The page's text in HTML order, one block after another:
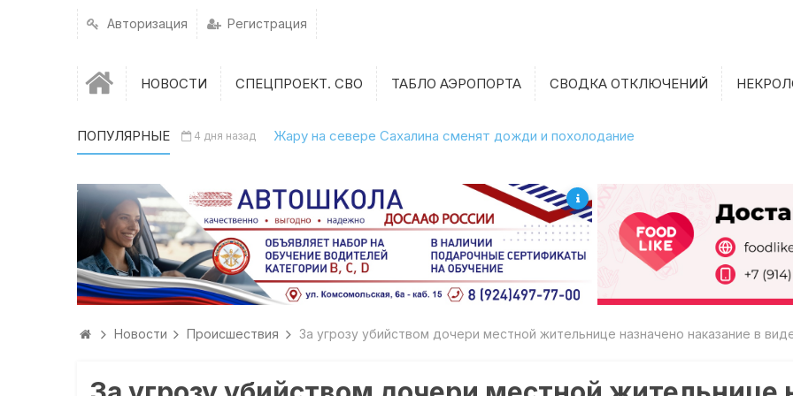
Авторизация Регистрация
НОВОСТИ СПЕЦПРОЕКТ. СВО ТАБЛО АЭРОПОРТА СВОДКА ОТКЛЮЧЕНИЙ
ПОПУЛЯРНЫЕ 4 дня назад Жару на севере Сахалина сменят дожди и похолодание
Новости Происшествия За угрозу убийством дочери местной жительнице назначено наказание в